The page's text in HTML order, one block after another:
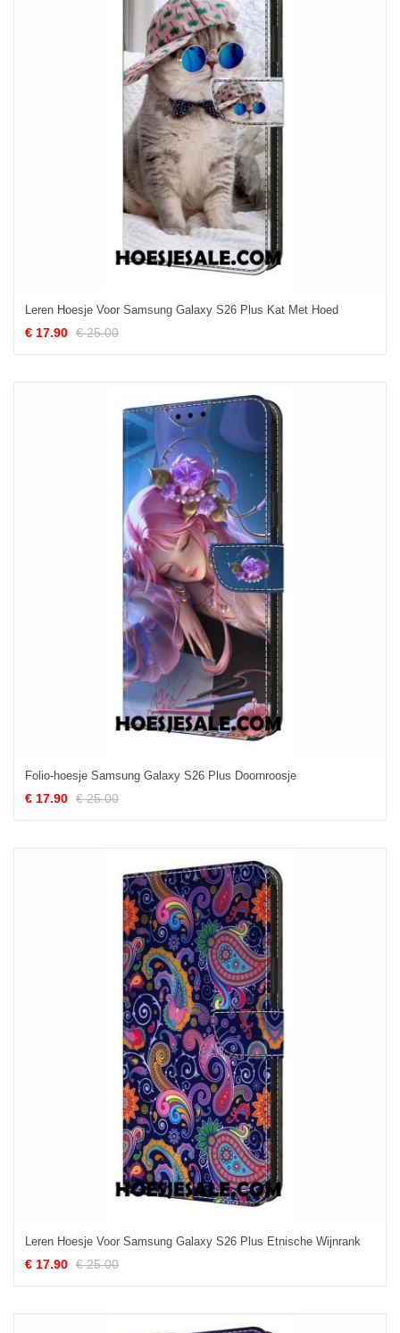
Leren Hoesje Voor Samsung Galaxy S26 Plus Kat Met Hoed
€ 17.90 € 25.00
Folio-hoesje Samsung Galaxy S26 Plus Doornroosje
€ 17.90 € 25.00
Leren Hoesje Voor Samsung Galaxy S26 Plus Etnische Wijnrank
€ 17.90 € 25.00